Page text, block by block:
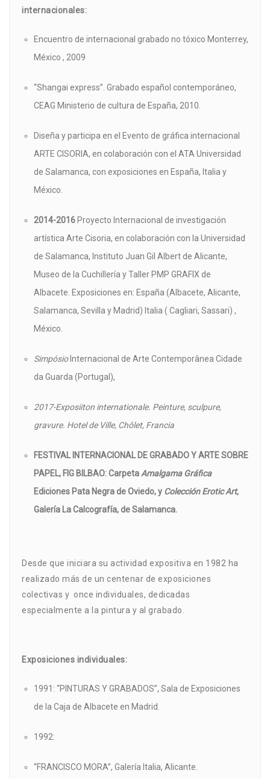
internacionales:
Encuentro de internacional grabado no tóxico Monterrey,
México , 2009
“Shangai express”. Grabado español contemporáneo,
CEAG Ministerio de cultura de España, 2010.
Diseña y participa en el Evento de gráfica internacional
ARTE CISORIA, en colaboración con el ATA Universidad
de Salamanca, con exposiciones en España, Italia y
México.
2014-2016 Proyecto Internacional de investigación
artística Arte Cisoria, en colaboración con la Universidad
de Salamanca, Instituto Juan Gil Albert de Alicante,
Museo de la Cuchillería y Taller PMP GRAFIX de
Albacete. Exposiciones en: España (Albacete, Alicante,
Salamanca, Sevilla y Madrid) Italia ( Cagliari, Sassari) ,
México.
SimpósioInternacional de Arte Contemporânea Cidade
da Guarda (Portugal),
2017-Exposiiton internationale. Peinture, sculpure,
gravure. Hotel de Ville, Chôlet, Francia
FESTIVAL INTERNACIONAL DE GRABADO Y ARTE SOBRE
PAPEL, FIG BILBAO: Carpeta Amalgama Gráfica
Ediciones Pata Negra de Oviedo, y Colección Erotic Art,
Galería La Calcografía, de Salamanca.
Desde que iniciara su actividad expositiva en 1982 ha
realizado más de un centenar de exposiciones
colectivas y once individuales, dedicadas
especialmente a la pintura y al grabado.
Exposiciones individuales:
1991: “PINTURAS Y GRABADOS”, Sala de Exposiciones
de la Caja de Albacete en Madrid.
1992:
“FRANCISCO MORA”, Galería Italia, Alicante.